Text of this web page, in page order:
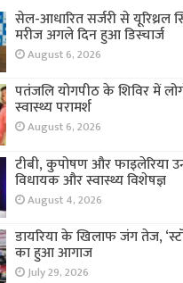
सेल-आधारित सर्जरी से यूरिथ्रल
मरीज अगले दिन हुआ डिस्चार्ज
August 6, 2026
पतंजलि योगपीठ के शिविर में
स्वास्थ्य परामर्श
August 6, 2026
टीबी, कुपोषण और फाइलेरिया
विधायक और स्वास्थ्य विशेषज्ञ
August 4, 2026
डायरिया के खिलाफ जंग तेज,
का हुआ आगाज
July 29, 2026